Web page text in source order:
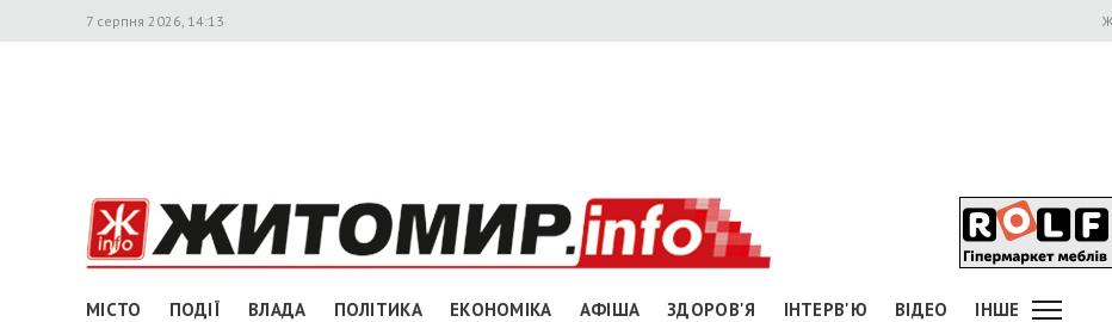
7 серпня 2026, 14:13
МІСТО ПОДІЇ ВЛАДА ПОЛІТИКА ЕКОНОМІКА АФІША ЗДОРОВ'Я ІНТЕРВ'Ю ВІДЕО ІНШЕ